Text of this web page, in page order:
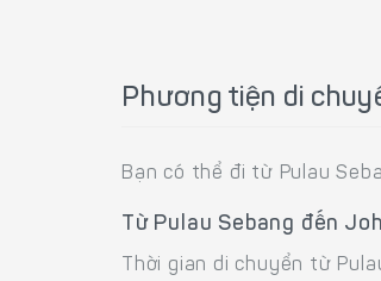
Phương tiện di
Bạn có thể đi từ Pulau
Từ Pulau Sebang đến
Thời gian di chuyển từ